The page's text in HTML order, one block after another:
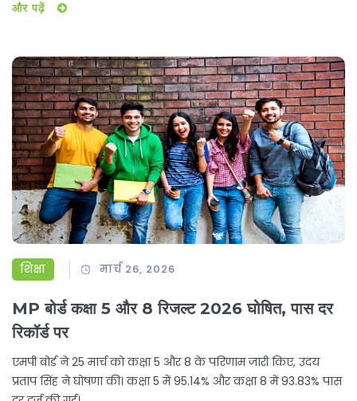
और पढ़ें
शिक्षा मार्च 26, 2026
MP बोर्ड कक्षा 5 और 8 रिजल्ट 2026 घोषित, पास दर
रिकॉर्ड पर
एमपी बोर्ड ने 25 मार्च को कक्षा 5 और 8 के परिणाम जारी किए, उदय
प्रताप सिंह ने घोषणा की। कक्षा 5 में 95.14% और कक्षा 8 में 93.83% पास